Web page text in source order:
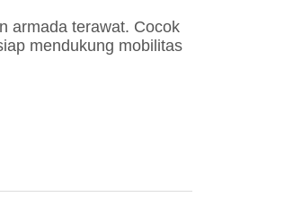
armada terawat. Cocok
mendukung mobilitas